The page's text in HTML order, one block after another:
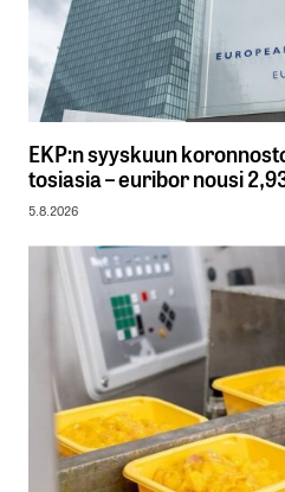
EKP:n syyskuun
tosiasia – euribor nousi
5.8.2026